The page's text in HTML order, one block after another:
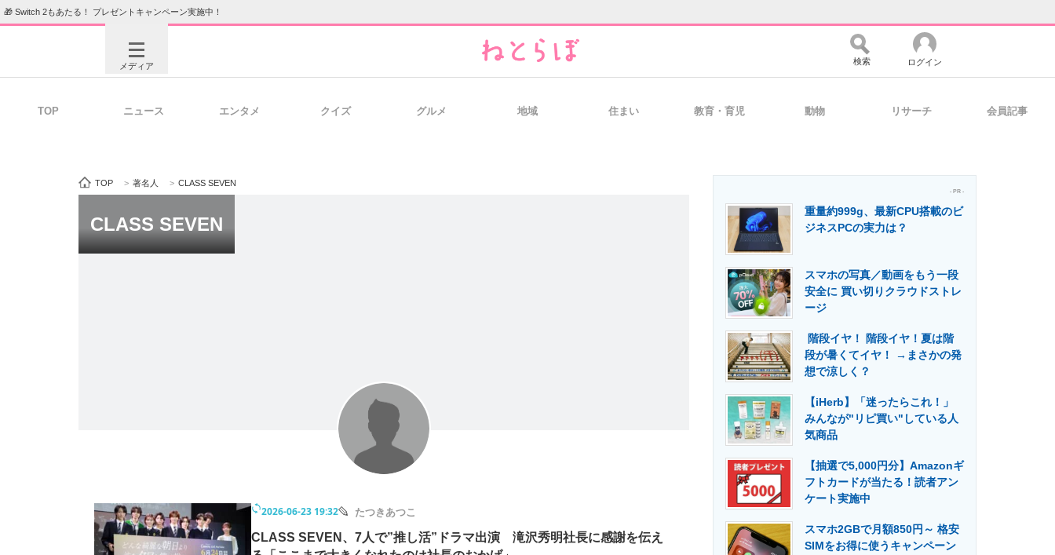
🎁 Switch 2もあたる！ プレゼントキャンペーン実施中！
メディア
経営リーダーのコミュニティ マーケ×ITの今がよく分かる
製造業のIT導入・活用を支援
エネルギーの専門メディア 建設×テクノロジーの最前線
検索 ログイン
TOP ニュース エンタメ クイズ グルメ 地域 住まい 教育・育児 動物 リサーチ 会員記事
TOP > 著名人 > CLASS SEVEN
CLASS SEVEN
2026-06-23 19:32 たつきあつこ
CLASS SEVEN、7人で”推し活”ドラマ出演 滝沢秀明社長に感謝を伝え
- PR -
重量約999g、最新CPU搭載のビ
ジネスPCの実力は？
スマホの写真／動画をもう一段
安全に 買い切りクラウドストレ
ージ
階段イヤ！ 階段イヤ！夏は階
段が暑くてイヤ！ →まさかの発
想で涼しく？
【iHerb】「迷ったらこれ！」
みんなが"リピ買い"している人
気商品
【抽選で5,000円分】Amazonギ
フトカードが当たる！読者アン
ケート実施中
スマホ2GBで月額850円～ 格安
SIMをお得に使うキャンペーン